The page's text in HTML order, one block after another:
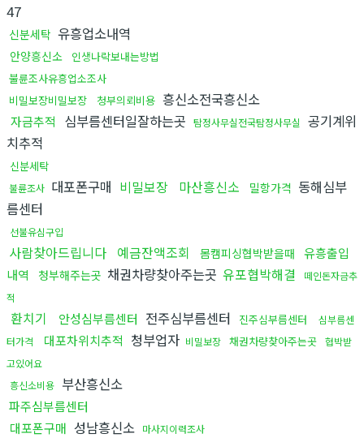
47
신분세탁 유흥업소내역
안양흥신소
인생나락보내는방법
불륜조사유흥업소조사
비밀보장비밀보장
청부의뢰비용 흥신소전국흥신소
자금추적 심부름센터일잘하는곳 탐정사무실전국탐정사무실
공기계위
치추적
신분세탁
불륜조사 대포폰구매 비밀보장 마산흥신소 밀항가격 동해심부
름센터
선불유심구입
사람찾아드립니다 예금잔액조회 몸캠피싱협박받을때 유흥출입
내역
청부해주는곳 채권차량찾아주는곳 유포협박해결
떼인돈자금추
적
환치기 안성심부름센터 전주심부름센터 진주심부름센터
심부름센
터가격
대포차위치추적 청부업자 비밀보장 채권차량찾아주는곳 협박받
고있어요
흥신소비용 부산흥신소
파주심부름센터
대포폰구매 성남흥신소 마사지이력조사